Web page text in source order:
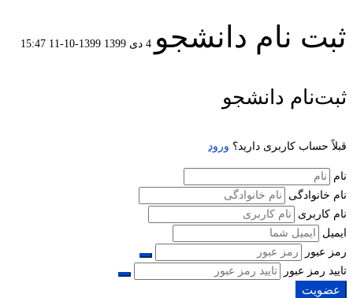
ثبت نام دانشجو 4 دی 1399 1399-10-11 15:47
ثبت
نام
دانشجو
ثبت‌نام دانشجو
قبلاً حساب کاربری دارید؟ ورود
نام
نام خانوادگی
نام کاربری
ایمیل
رمز عبور
تایید رمز عبور
عضویت